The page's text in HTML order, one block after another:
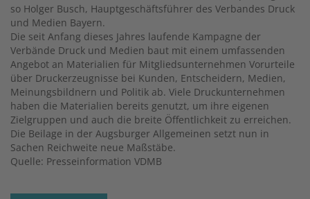
so Holger Busch, Hauptgeschäftsführer des Verbandes Druck
und Medien Bayern.
Die seit Anfang dieses Jahres laufende Kampagne der
Verbände Druck und Medien baut mit einem umfassenden
Angebot an Materialien für Mitgliedsunternehmen Vorurteile
über Druckerzeugnisse bei Kunden, Entscheidern, Medien,
Meinungsbildnern und Politik ab. Viele Druckunternehmen
haben die Materialien bereits genutzt, um ihre eigenen
Zielgruppen und auch die breite Öffentlichkeit zu erreichen.
Die Beilage in der Augsburger Allgemeinen setzt nun in
Sachen Reichweite neue Maßstäbe.
Quelle: Presseinformation VDMB